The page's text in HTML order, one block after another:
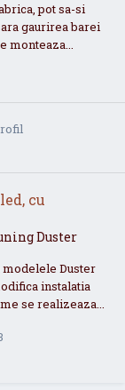
pot sa-si
gaurirea barei
monteaza...
cu
Duster
modelele Duster
instalatia
se realizeaza...